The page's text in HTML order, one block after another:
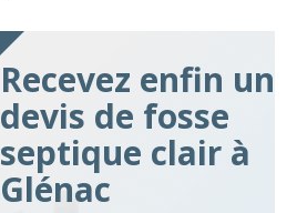
Recevez enfin un
devis de fosse
septique clair à
Glénac